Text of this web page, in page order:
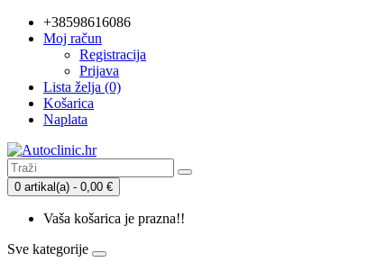
+38598616086
Moj račun
Registracija
Prijava
Lista želja (0)
Košarica
Naplata
0 artikal(a) - 0,00 €
Vaša košarica je prazna!!
Sve kategorije